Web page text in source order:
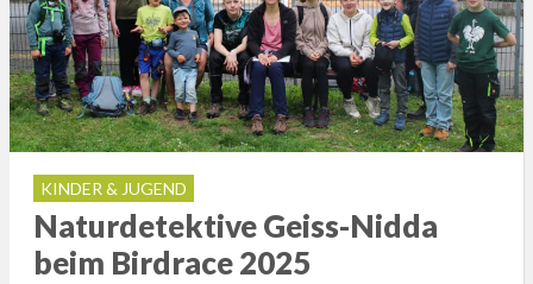
KINDER & JUGEND
Naturdetektive Geiss-Nidda
beim Birdrace 2025